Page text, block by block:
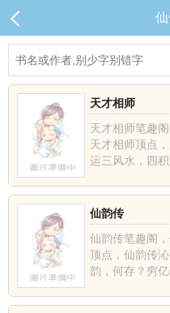
天才相师
天才相师笔趣
天才相师顶点
运三风水，四积
仙韵传
仙韵传笔趣阁
顶点，仙韵传
韵，何存？穷亿